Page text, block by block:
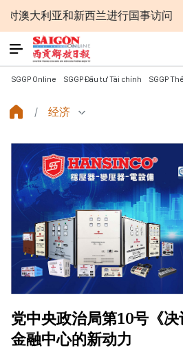
和新西兰进行国事访问 为进一
SGGP Online SGGP Đầu tư Tài chính SGGP
经济
党中央政治局第10号《
金融中心的新动力